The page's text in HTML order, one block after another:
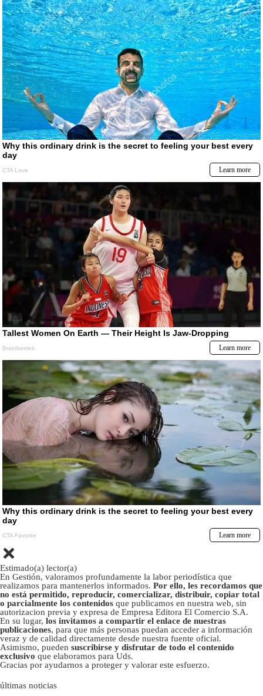
Estimado(a) lector(a)
En Gestión, valoramos profundamente la labor periodística que
realizamos para mantenerlos informados. Por ello, les recordamos que
no está permitido, reproducir, comercializar, distribuir, copiar total
o parcialmente los contenidos que publicamos en nuestra web, sin
autorizacion previa y expresa de Empresa Editora El Comercio S.A.
En su lugar, los invitamos a compartir el enlace de nuestras
publicaciones, para que más personas puedan acceder a información
veraz y de calidad directamente desde nuestra fuente oficial.
Asimismo, pueden suscribirse y disfrutar de todo el contenido
exclusivo que elaboramos para Uds.
Gracias por ayudarnos a proteger y valorar este esfuerzo.
últimas noticias